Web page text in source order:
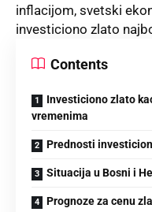
inflacijom, svetski
investiciono zlato
Contents
Investiciono zlato
vremenima
Prednosti
Situacija u Bosni i
Prognoze za cenu